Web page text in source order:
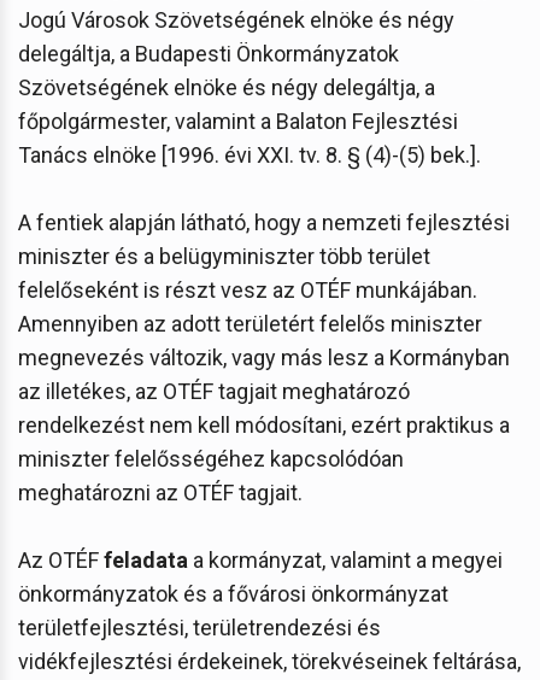
Jogú Városok Szövetségének elnöke és négy
delegáltja, a Budapesti Önkormányzatok
Szövetségének elnöke és négy delegáltja, a
főpolgármester, valamint a Balaton Fejlesztési
Tanács elnöke [1996. évi XXI. tv. 8. § (4)-(5) bek.].
A fentiek alapján látható, hogy a nemzeti fejlesztési
miniszter és a belügyminiszter több terület
felelőseként is részt vesz az OTÉF munkájában.
Amennyiben az adott területért felelős miniszter
megnevezés változik, vagy más lesz a Kormányban
az illetékes, az OTÉF tagjait meghatározó
rendelkezést nem kell módosítani, ezért praktikus a
miniszter felelősségéhez kapcsolódóan
meghatározni az OTÉF tagjait.
Az OTÉFfeladata a kormányzat, valamint a megyei
önkormányzatok és a fővárosi önkormányzat
területfejlesztési, területrendezési és
vidékfejlesztési érdekeinek, törekvéseinek feltárása,